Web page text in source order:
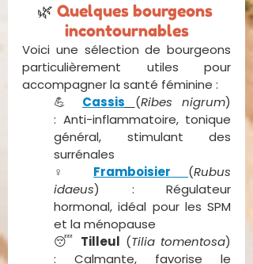
🌿 Quelques bourgeons
incontournables
Voici une sélection de bourgeons
particulièrement utiles pour
accompagner la santé féminine :
💪 Cassis (Ribes nigrum)
: Anti-inflammatoire, tonique
général, stimulant des
surrénales
♀️ Framboisier (Rubus
idaeus) : Régulateur
hormonal, idéal pour les SPM
et la ménopause
😴 Tilleul (Tilia tomentosa)
: Calmante, favorise le